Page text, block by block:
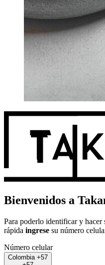
Bienvenidos a
Para poderlo identificar y
rápida ingrese su número
Número celular
Colombia +57